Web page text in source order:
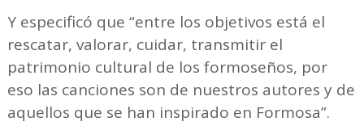
Y especificó que “entre los objetivos está el
rescatar, valorar, cuidar, transmitir el
patrimonio cultural de los formoseños, por
eso las canciones son de nuestros autores y de
aquellos que se han inspirado en Formosa”.